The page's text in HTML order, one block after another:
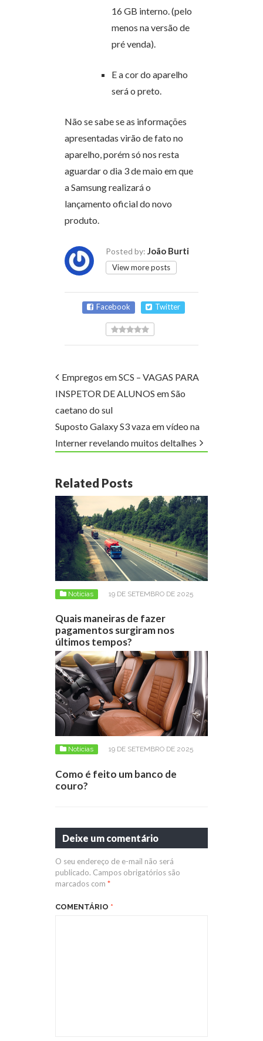
16 GB interno. (pelo
menos na versão de
pré venda).
E a cor do aparelho
será o preto.
Não se sabe se as informações
apresentadas virão de fato no
aparelho, porém só nos resta
aguardar o dia 3 de maio em que
a Samsung realizará o
lançamento oficial do novo
produto.
Posted by: João Burti
View more posts
Facebook Twitter
Empregos em SCS – VAGAS PARA
INSPETOR DE ALUNOS em São
caetano do sul
Suposto Galaxy S3 vaza em vídeo na
Interner revelando muitos deltalhes
Related Posts
Notícias 19 DE SETEMBRO DE 2025
Quais maneiras de fazer
pagamentos surgiram nos
últimos tempos?
Notícias 19 DE SETEMBRO DE 2025
Como é feito um banco de
couro?
Deixe um comentário
O seu endereço de e-mail não será
publicado. Campos obrigatórios são
marcados com *
COMENTÁRIO *